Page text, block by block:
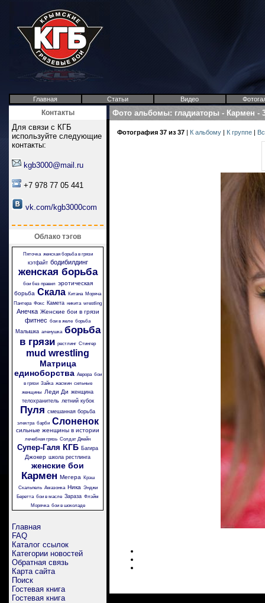
Главная Статьи Видео
Контакты
Для связи с КГБ
используйте следующие
контакты:
kgb3000@mail.ru
+7 978 77 05 441
vk.com/kgb3000com
Облако тэгов
Пяточка женская борьба в грязи
кэтфайт бодибилдинг
женская борьба
бои без правил эротическая
борьба Скала Китана Моряча
Пантера Фокс Камета никита wrestling
Анечка Женские бои в грязи
фитнес бои в желе борьба
Малышка аленушка борьба
в грязи рестлинг Стингер
mud wrestling
Матрица
единоборства Аврора бои
в грязи Зайка жасмин сильные
женщины Леди Ди женщина
телохранитель летний кубок
Пуля смешанная борьба
электра барби Слоненок
сильные женщины в истории
лечебная грязь Солдат Джейн
Супер-Галя КГБ Багира
Джокер школа рестлинга
женские бои
Кармен Мегера
Крэш
Скальпель Амазонка Ника Энджи
Беретта бои в масле Зараза Флэйм
Морячка бои в шоколаде
Главная
FAQ
Каталог ссылок
Категории новостей
Обратная связь
Карта сайта
Поиск
Гостевая книга
Гостевая книга
Фото альбомы: гладиаторы - Кармен -
Фотография 37 из 37 | К альбому | К группе |